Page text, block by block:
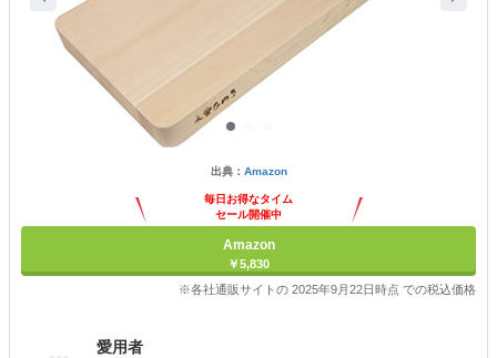
出典： Amazon
毎日お得なタイム
セール開催中
Amazon
￥5,830
※各社通販サイトの 2025年9月22日時点 での税込価格
愛用者